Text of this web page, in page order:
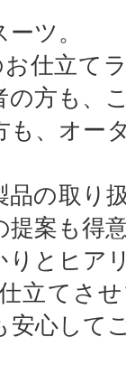
ツ。
仕立て
の方も、
も、オー
品の取り
提案も得
とヒア
立てさ
心して